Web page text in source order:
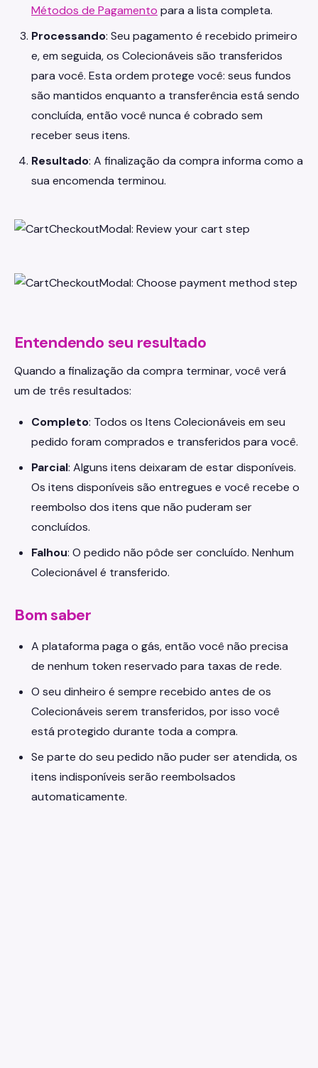
Métodos de Pagamento para a lista completa.
Processando: Seu pagamento é recebido primeiro
e, em seguida, os Colecionáveis são transferidos
para você. Esta ordem protege você: seus fundos
são mantidos enquanto a transferência está sendo
concluída, então você nunca é cobrado sem
receber seus itens.
Resultado: A finalização da compra informa como a
sua encomenda terminou.
Entendendo seu resultado
Quando a finalização da compra terminar, você verá
um de três resultados:
Completo: Todos os Itens Colecionáveis em seu
pedido foram comprados e transferidos para você.
Parcial: Alguns itens deixaram de estar disponíveis.
Os itens disponíveis são entregues e você recebe o
reembolso dos itens que não puderam ser
concluídos.
Falhou: O pedido não pôde ser concluído. Nenhum
Colecionável é transferido.
Bom saber
A plataforma paga o gás, então você não precisa
de nenhum token reservado para taxas de rede.
O seu dinheiro é sempre recebido antes de os
Colecionáveis serem transferidos, por isso você
está protegido durante toda a compra.
Se parte do seu pedido não puder ser atendida, os
itens indisponíveis serão reembolsados
automaticamente.